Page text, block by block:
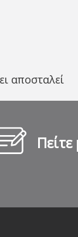
αποσταλεί